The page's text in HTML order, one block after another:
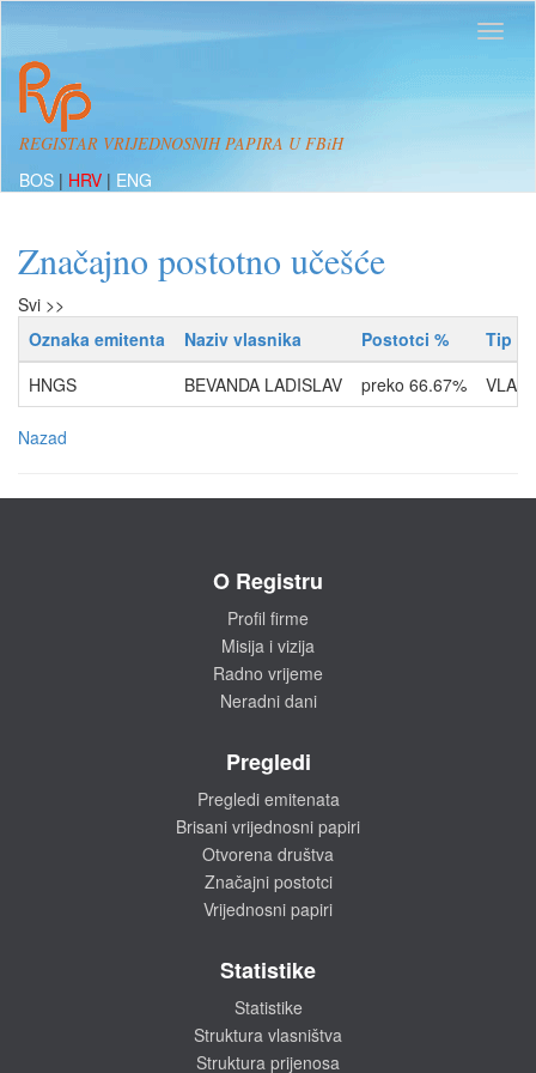
REGISTAR VRIJEDNOSNIH PAPIRA U FBiH
BOS | HRV | ENG
Značajno postotno učešće
Svi >>
Oznaka emitenta
Naziv vlasnika Postotci %
Tip
HNGS
BEVANDA LADISLAV preko 66.67%
Nazad
O Registru
Profil firme
Misija i vizija
Radno vrijeme
Neradni dani
Pregledi
Pregledi emitenata
Brisani vrijednosni papiri
Otvorena društva
Značajni postotci
Vrijednosni papiri
Statistike
Statistike
Struktura vlasništva
Struktura prijenosa